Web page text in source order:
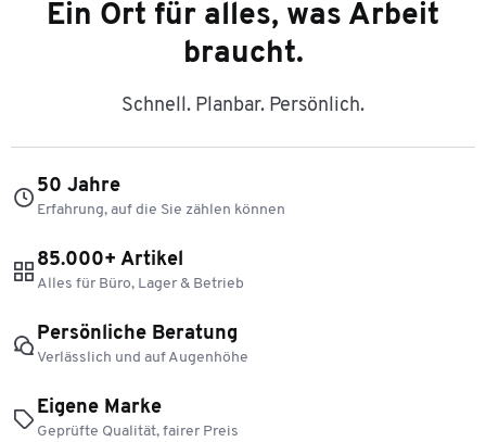
Ein Ort für alles, was Arbeit
braucht.
Schnell. Planbar. Persönlich.
50 Jahre
Erfahrung, auf die Sie zählen können
85.000+ Artikel
Alles für Büro, Lager & Betrieb
Persönliche Beratung
Verlässlich und auf Augenhöhe
Eigene Marke
Geprüfte Qualität, fairer Preis